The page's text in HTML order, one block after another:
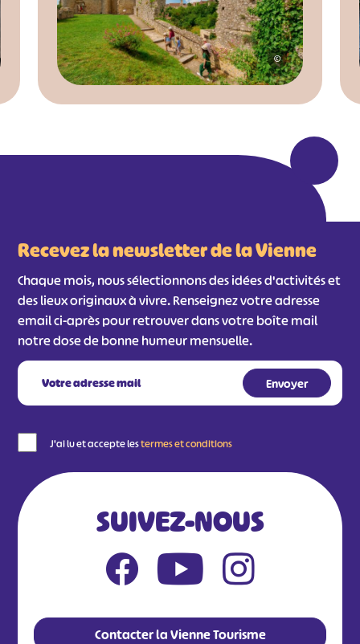
©
Recevez la newsletter de la Vienne
Chaque mois, nous sélectionnons des idées d'activités et
des lieux originaux à vivre. Renseignez votre adresse
email ci-après pour retrouver dans votre boîte mail
notre dose de bonne humeur mensuelle.
J'ai lu et accepte lestermes et conditions
SUIVEZ-NOUS
Contacter la Vienne Tourisme